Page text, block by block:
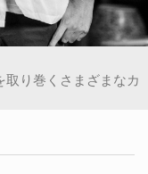
り巻くさまざまなカ